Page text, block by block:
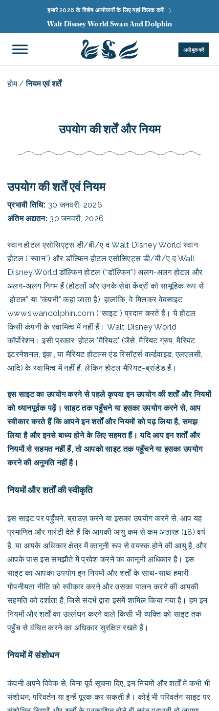
हमारे 2026 के विशेष आयोजनों के लिए यहां क्लिक करें!
Walt Disney World Swan And Dolphin
अभी बुक करें
होम/नियम एवं शर्तें
उपयोग की शर्तें और नियम
उपयोग की शर्तें एवं नियम
प्रभावी तिथि: 30 जनवरी, 2026
अंतिम अद्यतन:30 जनवरी, 2026
स्वान होटल एसोसिएट्स डी/बी/ए द Walt Disney World स्वान
होटल (“स्वान”) और डॉल्फिन होटल एसोसिएट्स डी/बी/ए द Walt
Disney World डॉल्फिन होटल (“डॉल्फिन”) अलग-अलग होटल और
अलग-अलग निगम हैं (होटलों और उनके सेवा केंद्रों को सामूहिक रूप से
“होटल” या “कंपनी” कहा जाता है); हालांकि, वे मिलकर वेबसाइट
www.swandolphin.com (“साइट”) प्रदान करते हैं। ये होटल
किसी कंपनी के स्वामित्व में नहीं हैं। Walt Disney World
कॉर्पोरेशन। इसी प्रकार, होटल "मैरियट" (जैसे, मैरियट ग्रुप, मैरियट
इंटरनेशनल, इंक., या मैरियट होटल्स एंड रिसॉर्ट्स वर्ल्डवाइड, एलएलसी,
आदि) के स्वामित्व में नहीं हैं, लेकिन होटल मैरियट-ब्रांडेड हैं।
इस साइट का उपयोग करने से पहले कृपया इन उपयोग की शर्तों और नियमों
को ध्यानपूर्वक पढ़ें। साइट तक पहुँचने या इसका उपयोग करने से, आप
स्वीकार करते हैं कि आपने इन शर्तों और नियमों को पढ़ लिया है, समझ
लिया है और इनसे बाध्य होने के लिए सहमत हैं। यदि आप इन शर्तों और
नियमों से सहमत नहीं हैं, तो आपको साइट तक पहुँचने या इसका उपयोग
करने की अनुमति नहीं है।
नियमों और शर्तों की स्वीकृति
इस साइट पर पहुँचने, ब्राउज़ करने या इसका उपयोग करने से, आप यह
प्रमाणित और गारंटी देते हैं कि आपकी आयु कम से कम अठारह (18) वर्ष
है, या आपके अधिकार क्षेत्र में कानूनी रूप से वयस्क होने की आयु है, और
आपके पास इस समझौते में प्रवेश करने का कानूनी अधिकार है। इस
साइट का आपका उपयोग इन नियमों और शर्तों के साथ-साथ हमारी
गोपनीयता नीति को स्वीकार करने और उसका पालन करने की आपकी
सहमति को दर्शाता है, जिसे संदर्भ द्वारा इसमें शामिल किया गया है। हम इन
नियमों और शर्तों का उल्लंघन करने वाले किसी भी व्यक्ति को साइट तक
पहुँच से वंचित करने का अधिकार सुरक्षित रखते हैं।
नियमों में संशोधन
कंपनी अपने विवेक से, बिना पूर्व सूचना दिए, इन नियमों और शर्तों में कभी भी
संशोधन, परिवर्तन या इन्हें पूरक कर सकती है। कोई भी परिवर्तन साइट पर